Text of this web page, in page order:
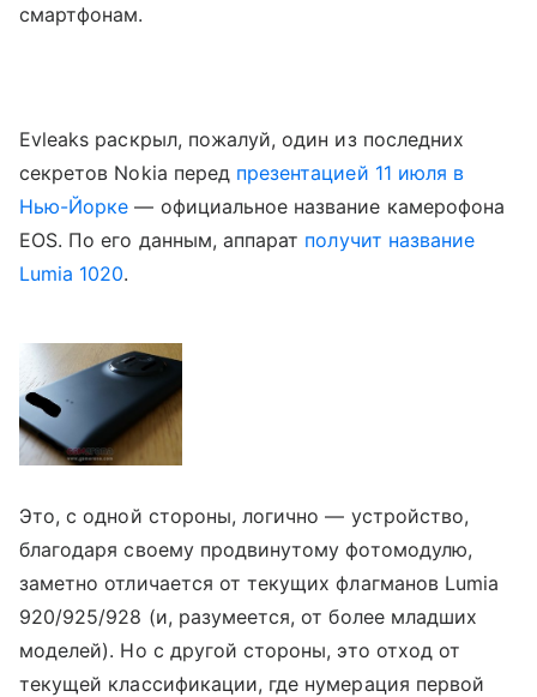
смартфонам.
Evleaks раскрыл, пожалуй, один из последних
секретов Nokia перед презентацией 11 июля в
Нью-Йорке — официальное название камерофона
EOS. По его данным, аппарат получит название
Lumia 1020.
Это, с одной стороны, логично — устройство,
благодаря своему продвинутому фотомодулю,
заметно отличается от текущих флагманов Lumia
920/925/928 (и, разумеется, от более младших
моделей). Но с другой стороны, это отход от
текущей классификации, где нумерация первой